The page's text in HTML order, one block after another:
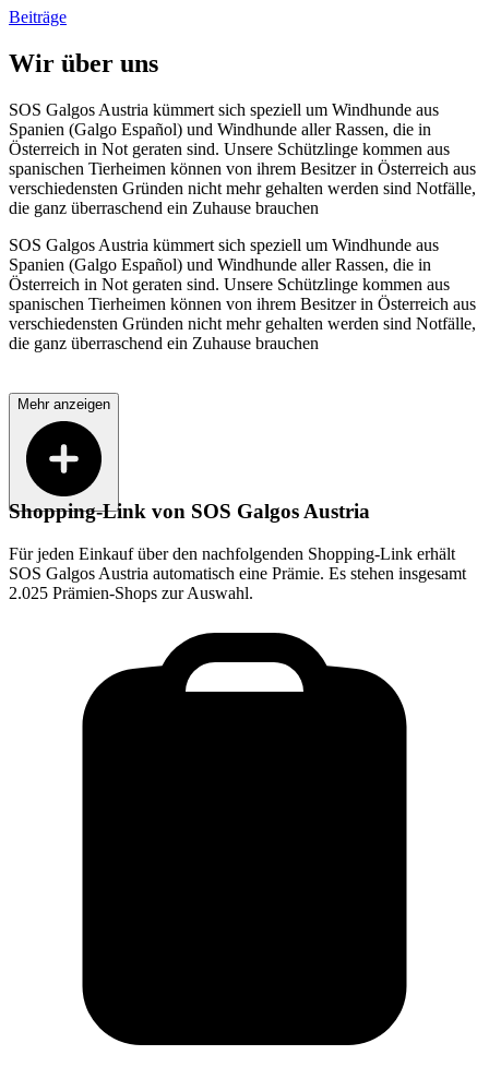
Beiträge
Wir über uns
SOS Galgos Austria kümmert sich speziell um Windhunde aus
Spanien (Galgo Español) und Windhunde aller Rassen, die in
Österreich in Not geraten sind. Unsere Schützlinge kommen aus
spanischen Tierheimen können von ihrem Besitzer in Österreich aus
verschiedensten Gründen nicht mehr gehalten werden sind Notfälle,
die ganz überraschend ein Zuhause brauchen
SOS Galgos Austria kümmert sich speziell um Windhunde aus
Spanien (Galgo Español) und Windhunde aller Rassen, die in
Österreich in Not geraten sind. Unsere Schützlinge kommen aus
spanischen Tierheimen können von ihrem Besitzer in Österreich aus
verschiedensten Gründen nicht mehr gehalten werden sind Notfälle,
die ganz überraschend ein Zuhause brauchen
Mehr anzeigen
Shopping-Link von SOS Galgos Austria
Für jeden Einkauf über den nachfolgenden Shopping-Link erhält
SOS Galgos Austria automatisch eine Prämie. Es stehen insgesamt
2.025 Prämien-Shops zur Auswahl.